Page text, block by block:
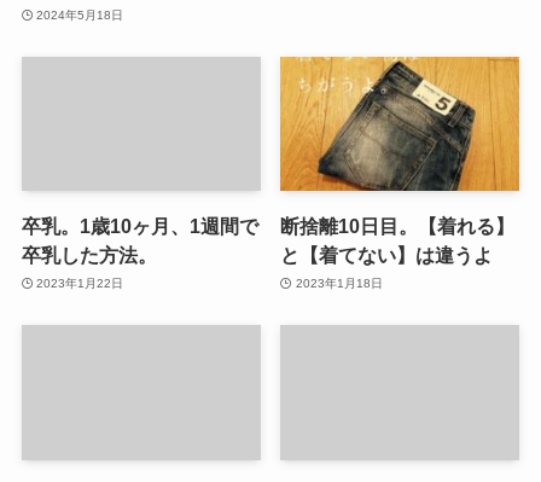
2024年5月18日
卒乳。1歳10ヶ月、1週間で
卒乳した方法。
2023年1月22日
断捨離10日目。【着れる】
と【着てない】は違うよ
2023年1月18日